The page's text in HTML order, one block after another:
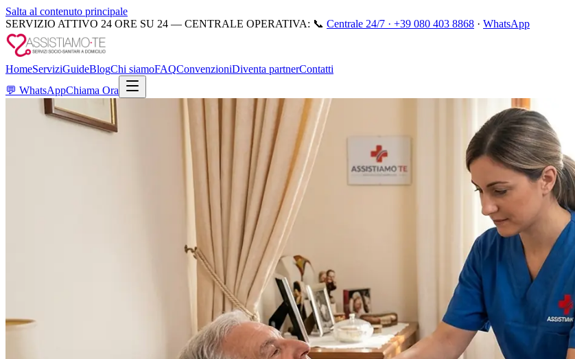
Salta al contenuto principale
SERVIZIO ATTIVO 24 ORE SU 24 — CENTRALE OPERATIVA: 📞 Centrale 24/7 · +39 080 403 8868 · WhatsApp
HomeServiziGuideBlogChi siamoFAQConvenzioniDiventa partnerContatti
💬 WhatsAppChiama Ora